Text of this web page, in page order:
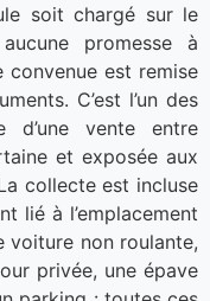
soit chargé sur le
promesse à
convenue est remise
C’est l’un des
d’une vente entre
et exposée aux
collecte est incluse
lié à l’emplacement
voiture non roulante,
privée, une épave